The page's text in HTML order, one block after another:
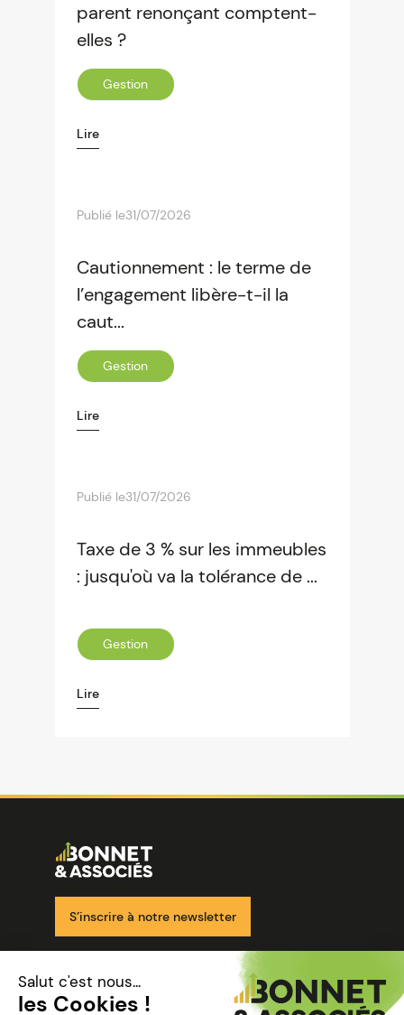
parent renonçant comptent-
elles ?
Gestion
Lire
Publié le31/07/2026
Cautionnement : le terme de
l’engagement libère-t-il la
caut...
Gestion
Lire
Publié le31/07/2026
Taxe de 3 % sur les immeubles
: jusqu'où va la tolérance de ...
Gestion
Lire
Image
S’inscrire à notre newsletter
Nos solutions
Nos cabinets